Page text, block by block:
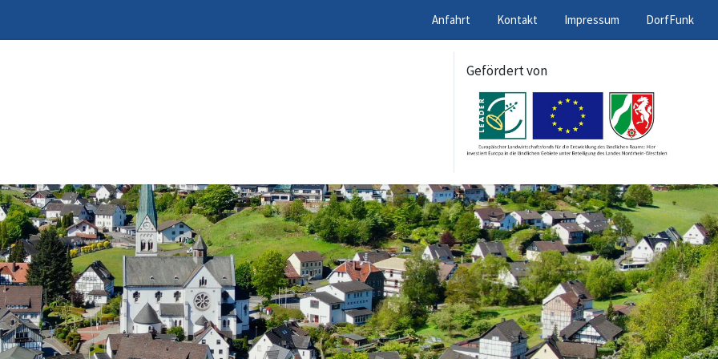
Anfahrt Kontakt Impressum DorfFunk
Gefördert von